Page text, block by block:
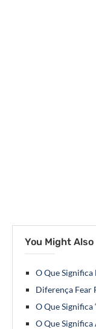
You Might Also
O Que Significa
Diferença Fear
O Que Significa
O Que Significa